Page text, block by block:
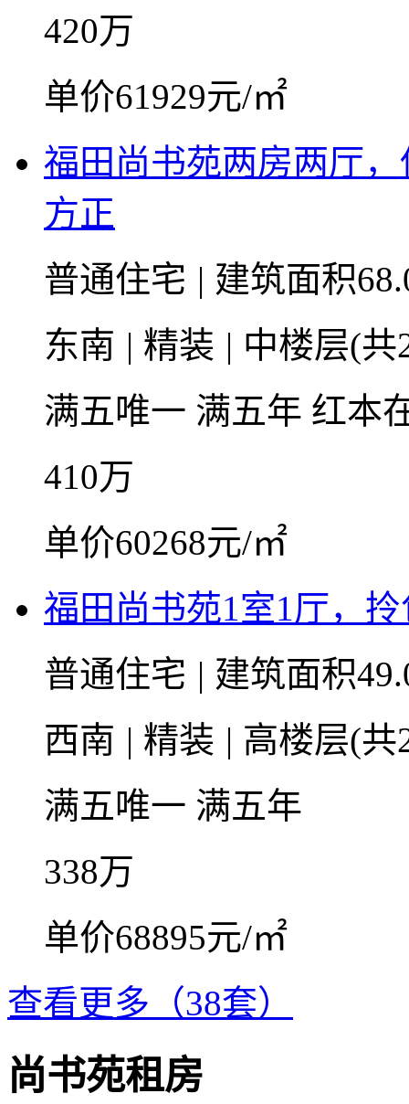
420万
单价61929元/㎡
福田尚书苑两房两厅
方正
普通住宅 | 建筑面积
东南 | 精装 | 中楼层(
满五唯一 满五年 红本
410万
单价60268元/㎡
福田尚书苑1室1厅，
普通住宅 | 建筑面积
西南 | 精装 | 高楼层(
满五唯一 满五年
338万
单价68895元/㎡
查看更多（38套）
尚书苑租房